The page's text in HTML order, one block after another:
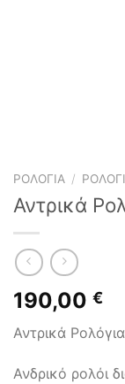
ΡΟΛΌΓΙΑ /
Αντρικά
190,00 €
Αντρικά
Ανδρικό ρολόι